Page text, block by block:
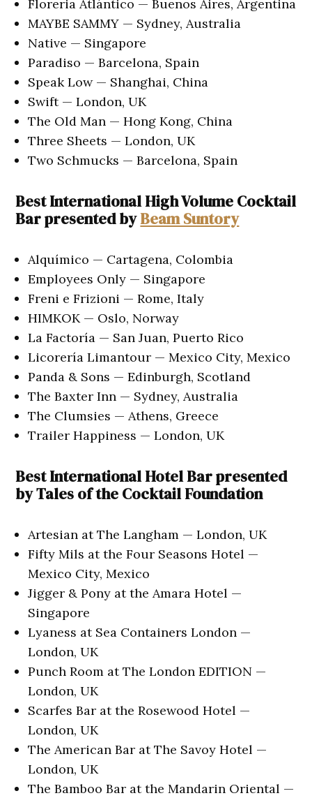
Floreria Atlántico — Buenos Aires, Argentina
MAYBE SAMMY — Sydney, Australia
Native — Singapore
Paradiso — Barcelona, Spain
Speak Low — Shanghai, China
Swift — London, UK
The Old Man — Hong Kong, China
Three Sheets — London, UK
Two Schmucks — Barcelona, Spain
Best International High Volume Cocktail
Bar presented byBeam Suntory
Alquímico — Cartagena, Colombia
Employees Only — Singapore
Freni e Frizioni — Rome, Italy
HIMKOK — Oslo, Norway
La Factoría — San Juan, Puerto Rico
Licorería Limantour — Mexico City, Mexico
Panda & Sons — Edinburgh, Scotland
The Baxter Inn — Sydney, Australia
The Clumsies — Athens, Greece
Trailer Happiness — London, UK
Best International Hotel Bar presented
by Tales of the Cocktail Foundation
Artesian at The Langham — London, UK
Fifty Mils at the Four Seasons Hotel —
Mexico City, Mexico
Jigger & Pony at the Amara Hotel —
Singapore
Lyaness at Sea Containers London —
London, UK
Punch Room at The London EDITION —
London, UK
Scarfes Bar at the Rosewood Hotel —
London, UK
The American Bar at The Savoy Hotel —
London, UK
The Bamboo Bar at the Mandarin Oriental —